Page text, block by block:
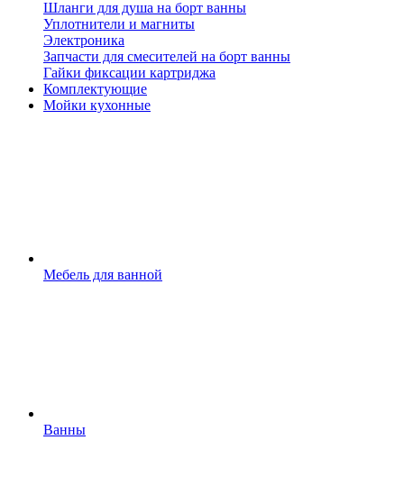
Шланги для душа на борт ванны
Уплотнители и магниты
Электроника
Запчасти для смесителей на борт ванны
Гайки фиксации картриджа
Комплектующие
Мойки кухонные
Мебель для ванной
Ванны